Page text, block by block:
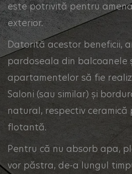
este potrivită pentru
exterior.
Datorită acestor beneficii,
pardoseala din balcoanele
apartamentelor să fie
Saloni (sau similar) și
natural, respectiv ceramică
flotantă.
Pentru că nu absorb apa,
vor păstra, de-a lungul